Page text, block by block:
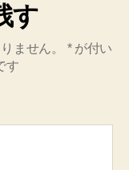
す
ません。 *が付い
す